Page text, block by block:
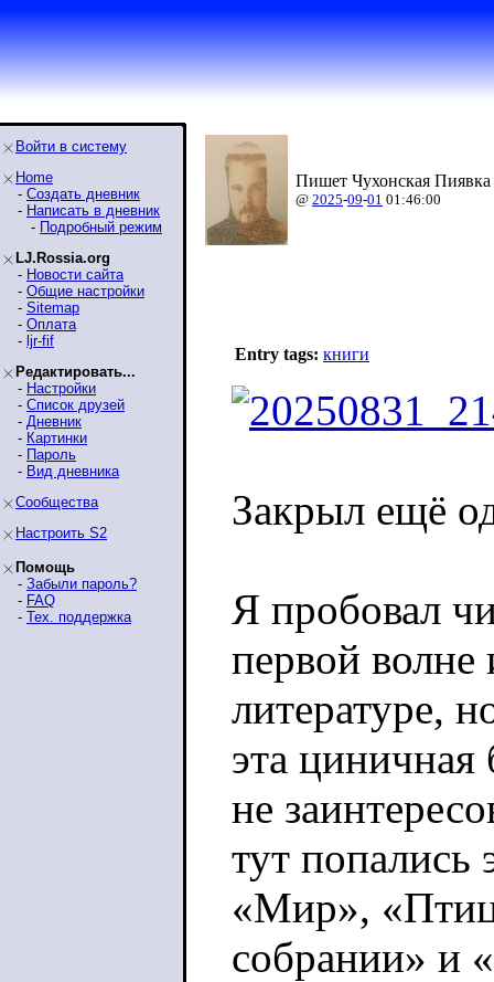
Войти в систему
Home
- Создать дневник
- Написать в дневник
- Подробный режим
LJ.Rossia.org
- Новости сайта
- Общие настройки
- Sitemap
- Оплата
- ljr-fif
Редактировать...
- Настройки
- Список друзей
- Дневник
- Картинки
- Пароль
- Вид дневника
Сообщества
Настроить S2
Помощь
- Забыли пароль?
- FAQ
- Тех. поддержка
Пишет Чухонская Пиявка
@ 2025-09-01 01:46:00
Entry tags: книги
Закрыл ещё
Я пробовал
первой волне
литературе,
эта
не
тут попались
«Мир»,
собрании» и